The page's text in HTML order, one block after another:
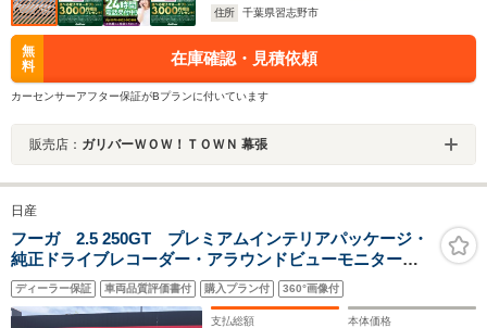
住所
千葉県習志野市
無
料
在庫確認・見積依頼
カーセンサーアフター保証がBプランに付いています
販売店： ガリバーＷＯＷ！ＴＯＷＮ 幕張
日産
フーガ 2.5 250GT プレミアムインテリアパッケージ・
純正ドライブレコーダー・アラウンドビューモニター・
エマージェンシーブレーキ・前後ソナー
ディーラー保証 車両品質評価書付 購入プラン付 360°画像付
支払総額 本体価格